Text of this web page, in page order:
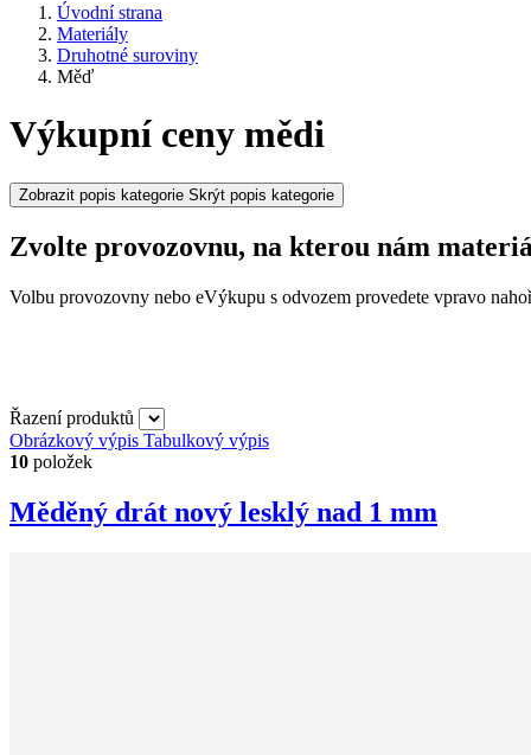
Úvodní strana
Materiály
Druhotné suroviny
Měď
Výkupní ceny mědi
Zobrazit popis kategorie Skrýt popis kategorie
Zvolte provozovnu, na kterou nám
Volbu provozovny nebo eVýkupu s odvozem provedete vpravo
Řazení produktů
Obrázkový výpis Tabulkový výpis
10 položek
Měděný drát nový lesklý nad 1 mm